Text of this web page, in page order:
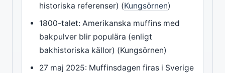
historiska referenser) (Kungsörnen)
1800-talet: Amerikanska muffins med
bakpulver blir populära (enligt
bakhistoriska källor) (Kungsörnen)
27 maj 2025: Muffinsdagen firas i Sverige